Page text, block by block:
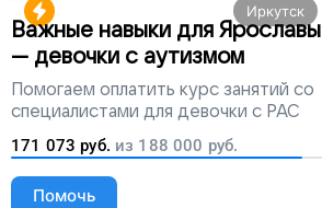
Иркутск
Важные навыки для Ярославы
— девочки с аутизмом
Помогаем оплатить курс занятий со
специалистами для девочки с РАС
171 073 руб. из 188 000 руб.
Помочь